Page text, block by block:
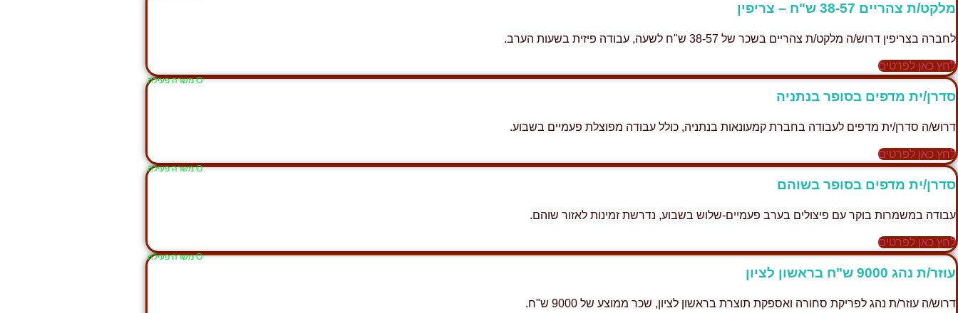
מלקט/ת צהריים 38-57 ש"ח – צריפין
לחברה בצריפין דרוש/ה מלקט/ת צהריים בשכר של 38-57 ש"ח לשעה, עבודה פיזית בשעות הערב.
לחץ כאן לפרטים
Ο משרה פעילה
סדרן/ית מדפים בסופר בנתניה
דרוש/ה סדרן/ית מדפים לעבודה בחברת קמעונאות בנתניה, כולל עבודה מפוצלת פעמיים בשבוע.
לחץ כאן לפרטים
Ο משרה פעילה
סדרן/ית מדפים בסופר בשוהם
עבודה במשמרות בוקר עם פיצולים בערב פעמיים-שלוש בשבוע, נדרשת זמינות לאזור שוהם.
לחץ כאן לפרטים
Ο משרה פעילה
עוזר/ת נהג 9000 ש"ח בראשון לציון
דרוש/ה עוזר/ת נהג לפריקת סחורה ואספקת תוצרת בראשון לציון, שכר ממוצע של 9000 ש"ח.